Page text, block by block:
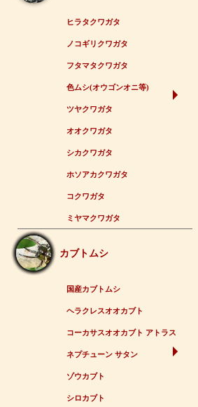
ヒラタクワガタ
ノコギリクワガタ
フタマタクワガタ
色ムシ(オウゴンオニ等)
ツヤクワガタ
オオクワガタ
シカクワガタ
ホソアカクワガタ
コクワガタ
ミヤマクワガタ
カブトムシ
国産カブトムシ
ヘラクレスオオカブト
コーカサスオオカブト アトラス
ネプチューン サタン
ゾウカブト
シロカブト